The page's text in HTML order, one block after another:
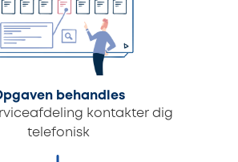
behandles
kontakter dig
telefonisk